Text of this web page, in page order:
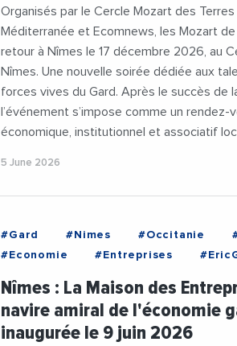
Organisés par le Cercle Mozart des
Méditerranée et Ecomnews, les Mozart
retour à Nîmes le 17 décembre 2026, au
Nîmes. Une nouvelle soirée dédiée aux
forces vives du Gard. Après le succès de
l’événement s’impose comme un
économique, institutionnel et associatif
5 June 2026
#Gard #Nimes #Occitanie
#Economie
#Entreprises
Nîmes : La Maison des
navire amiral de l'économie
inaugurée le 9 juin 2026